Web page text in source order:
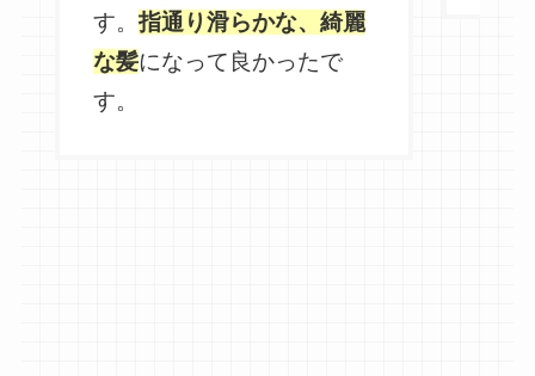
す。指通り滑らかな、綺麗
な髪になって良かったで
す。